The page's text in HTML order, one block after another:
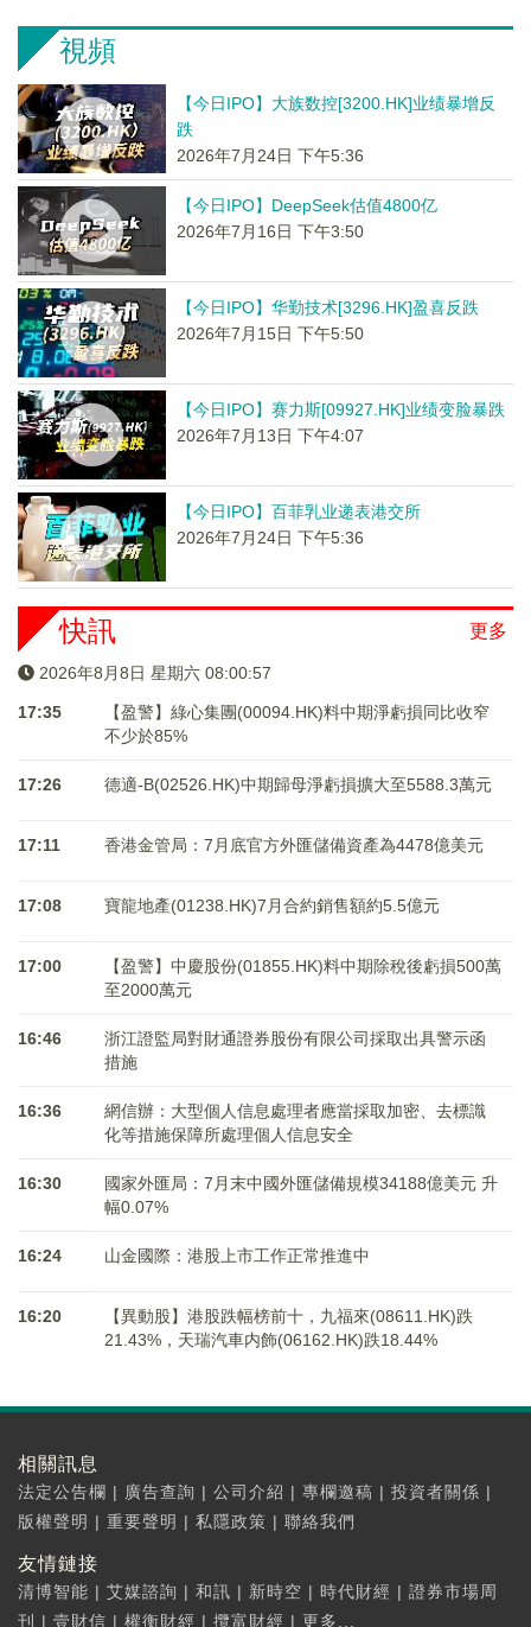
視頻
【今日IPO】大族数控[3200.HK]业绩暴增反
跌
2026年7月24日 下午5:36
【今日IPO】DeepSeek估值4800亿
2026年7月16日 下午3:50
【今日IPO】华勤技术[3296.HK]盈喜反跌
2026年7月15日 下午5:50
【今日IPO】赛力斯[09927.HK]业绩变脸暴跌
2026年7月13日 下午4:07
【今日IPO】百菲乳业递表港交所
2026年7月24日 下午5:36
更多
快訊
2026年8月8日 星期六 08:00:58
17:35
【盈警】綠心集團(00094.HK)料中期淨虧損同比收窄
不少於85%
17:26 德適-B(02526.HK)中期歸母淨虧損擴大至5588.3萬元
17:11 香港金管局：7月底官方外匯儲備資產為4478億美元
17:08 寶龍地產(01238.HK)7月合約銷售額約5.5億元
17:00
【盈警】中慶股份(01855.HK)料中期除稅後虧損500萬
至2000萬元
16:46
浙江證監局對財通證券股份有限公司採取出具警示函
措施
16:36
網信辦：大型個人信息處理者應當採取加密、去標識
化等措施保障所處理個人信息安全
16:30
國家外匯局：7月末中國外匯儲備規模34188億美元 升
幅0.07%
16:24 山金國際：港股上市工作正常推進中
16:20
【異動股】港股跌幅榜前十，九福來(08611.HK)跌
21.43%，天瑞汽車内飾(06162.HK)跌18.44%
相關訊息
法定公告欄 | 廣告查詢 | 公司介紹 | 專欄邀稿 | 投資者關係 |
版權聲明 | 重要聲明 | 私隱政策 | 聯絡我們
友情鏈接
清博智能 | 艾媒諮詢 | 和訊 | 新時空 | 時代財經 | 證券市場周
刊
| 壹財信 | 權衡財經 | 攬富財經 | 更多...